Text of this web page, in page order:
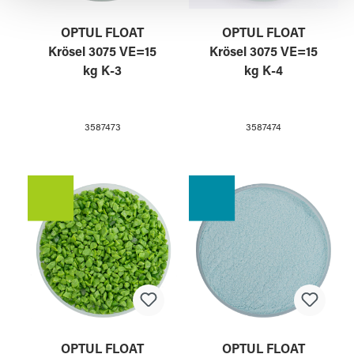
gesammelt haben.
OPTUL FLOAT
Krösel 3075 VE=15
kg K-3
3587473
OPTUL FLOAT
Krösel 3075 VE=15
kg K-4
3587474
OPTUL FLOAT OPTUL FLOAT